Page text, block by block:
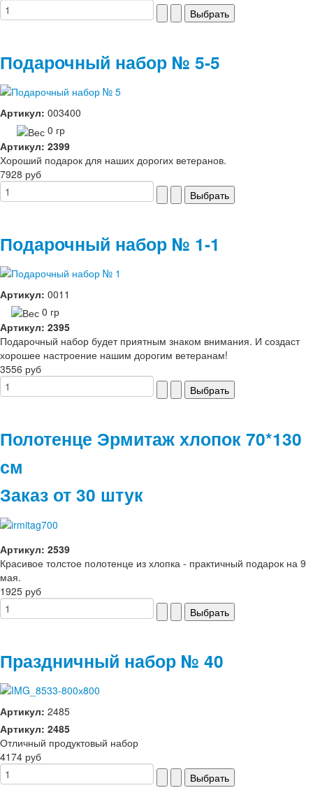
Подарочный набор № 5-5
Артикул: 003400
0 гр
Артикул: 2399
Хороший подарок для наших дорогих ветеранов.
7928 руб
Подарочный набор № 1-1
Артикул: 0011
0 гр
Артикул: 2395
Подарочный набор будет приятным знаком внимания. И создаст
хорошее настроение нашим дорогим ветеранам!
3556 руб
Полотенце Эрмитаж хлопок 70*130
см
Заказ от 30 штук
Артикул: 2539
Красивое толстое полотенце из хлопка - практичный подарок на 9
мая.
1925 руб
Праздничный набор № 40
Артикул: 2485
Артикул: 2485
Отличный продуктовый набор
4174 руб